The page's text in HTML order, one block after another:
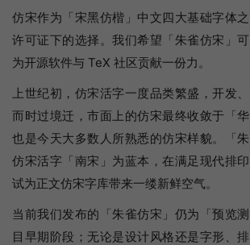
仿宋作为「宋黑仿楷」中文四大基础字体
许可证下的选择。我们希望「朱雀仿宋」
为开源软件与 TeX 社区贡献一份力。
上世纪初，仿宋活字一度品类繁盛，开发
而时过境迁，市面上的仿宋最终收敛于「
也是今天大多数人所熟悉的仿宋样貌。「
仿宋活字「南宋」为蓝本，在满足现代排
试为正文仿宋字库带来一缕新鲜空气。
当前我们发布的「朱雀仿宋」仍为「预览
目早期阶段；无论是设计风格还是字形、